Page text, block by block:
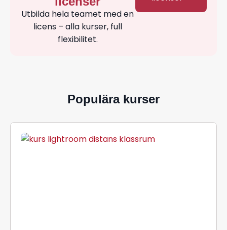
Utbilda hela teamet med en
licens – alla kurser, full
flexibilitet.
Populära kurser